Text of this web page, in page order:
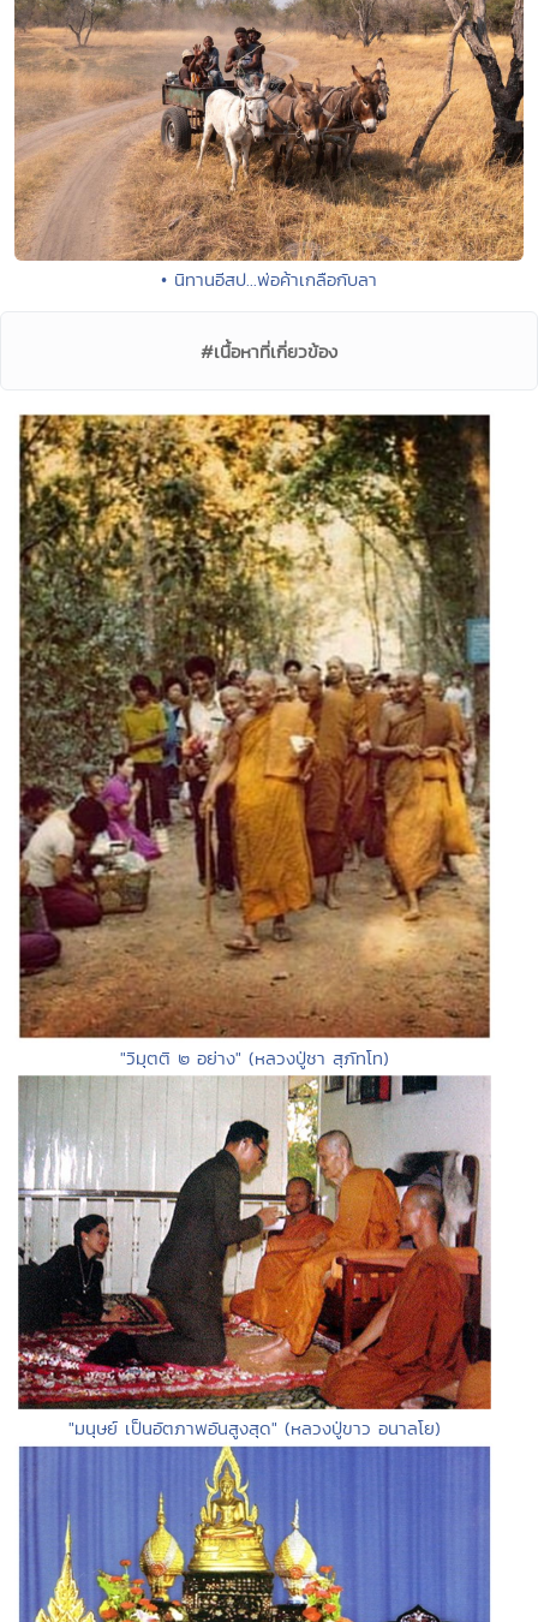
• นิทานอีสป...พ่อค้าเกลือกับลา
#เนื้อหาที่เกี่ยวข้อง
"วิมุตติ ๒ อย่าง" (หลวงปู่ชา สุภัทโท)
"มนุษย์ เป็นอัตภาพอันสูงสุด" (หลวงปู่ขาว อนาลโย)